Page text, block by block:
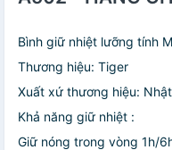
Bình giữ nhiệt lưỡng tính
Thương hiệu: Tiger
Xuất xứ thương hiệu:
Khả năng giữ nhiệt :
Giữ nóng trong vòng 1h/